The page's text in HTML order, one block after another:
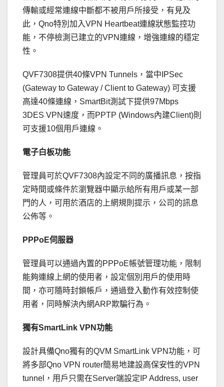
傳輸或經常連線中斷都不被用戶所接受，有見及
此，Qno特別加入VPN Heartbeat連線狀態監控功
能，不停檢測已建立的VPN連線，增強連線的穩定
性。
QVF7308提供40條VPN Tunnels，當中IPSec
(Gateway to Gateway / Client to Gateway) 可支援
高達40條連線，SmartBit測試下提供97Mbps
3DES VPN速度，而PPTP (Windows內建Client)則
可支援10個用戶連線。
電子白板功能
管理員可於QVF7308內設定不同的廣播訊息，按指
定時間或條件於瀏覽器中顯示給所有用戶或某一部
門的人，可用於酒店的上網規則提示，公司的訊息
公佈等。
PPPoE伺服器
管理員可以通過內置的PPPoE帳號管理功能，限制
能夠連線上網的使用者，設定個別用戶的使用時
間，亦可隨時封鎖帳戶，通過登入動作有效控制使
用者，同時解決內網ARP欺騙行為。
獨有SmartLink VPN功能
設計具備Qno獨有的QVM SmartLink VPN功能，可
將多部Qno VPN router簡易地建設高保安性的VPN
tunnel，用戶只需在Server端設定IP Address, user